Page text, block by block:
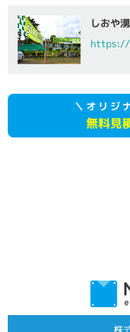
しおや
https://
＼オリジ
無料見